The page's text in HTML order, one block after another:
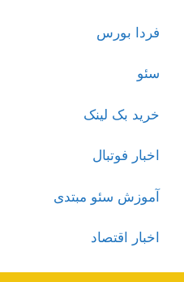
فردا بورس
سئو
خرید بک لینک
اخبار فوتبال
آموزش سئو مبتدی
اخبار اقتصاد